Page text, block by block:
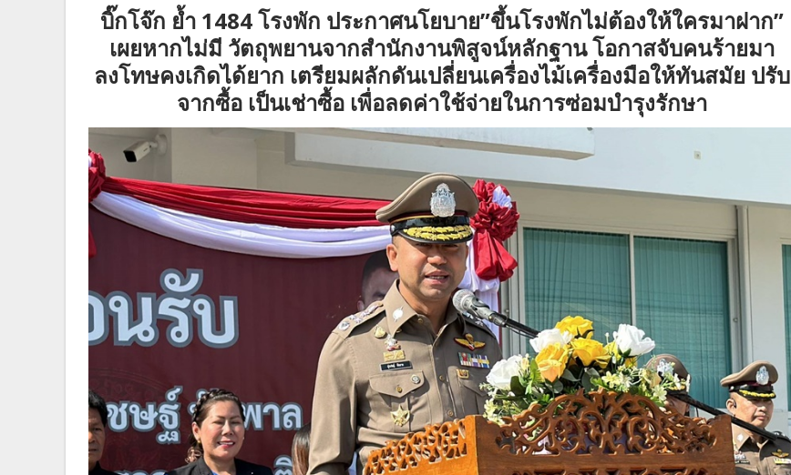
บิ๊กโจ๊ก ย้ำ 1484 โรงพัก ประกาศนโยบาย”ขึ้นโรงพักไม่ต้องให้ใครมาฝาก”
เผยหากไม่มี วัตถุพยานจากสำนักงานพิสูจน์หลักฐาน โอกาสจับคนร้ายมา
ลงโทษคงเกิดได้ยาก เตรียมผลักดันเปลี่ยนเครื่องไม้เครื่องมือให้ทันสมัย ปรับ
จากซื้อ เป็นเช่าซื้อ เพื่อลดค่าใช้จ่ายในการซ่อมบำรุงรักษา